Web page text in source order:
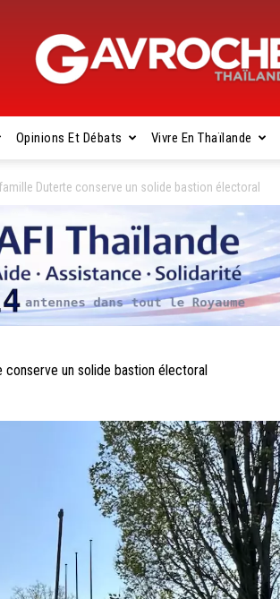
Gavroche
Thaïlande
Opinions Et Débats Vivre En Thaïlande
famille Duterte conserve un solide bastion électoral
conserve un solide bastion électoral